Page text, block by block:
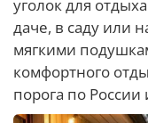
уголок для
даче, в саду или
мягкими
комфортного
порога по России